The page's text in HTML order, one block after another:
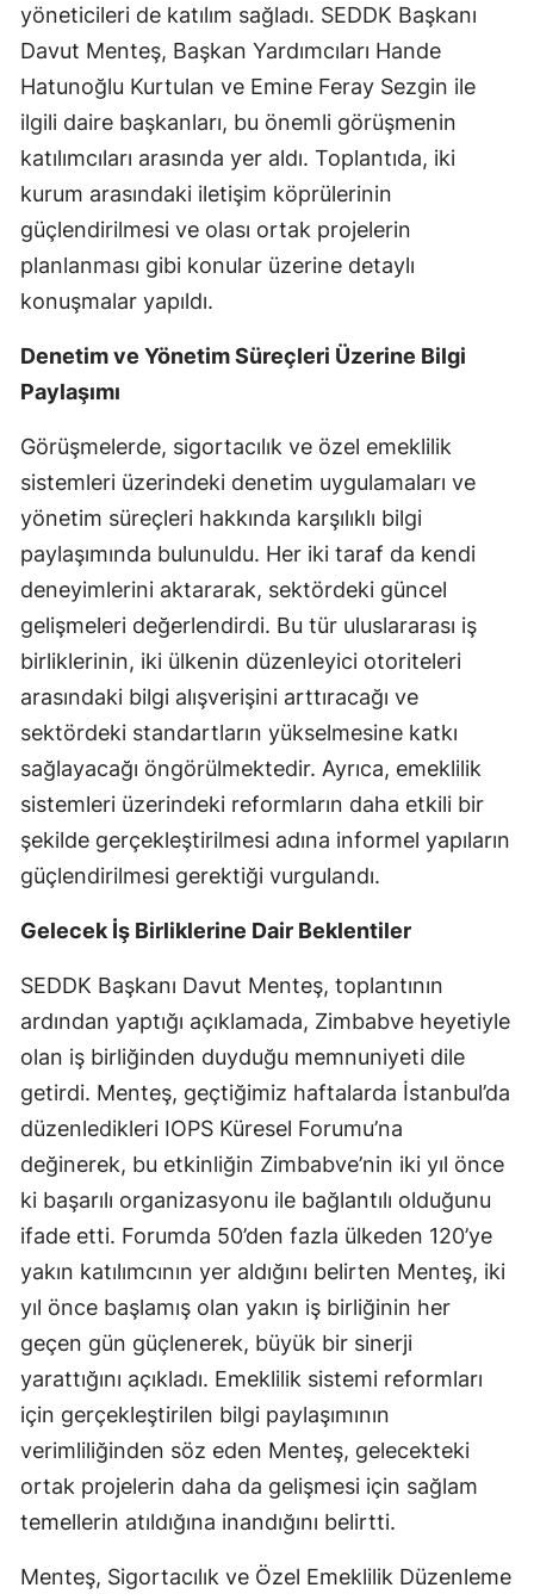
Mersin
İstanbul
İzmir
Kars
Kastamonu
Kayseri
Kırşehir
Kütahya
Malatya
Kahramanmaraş
Mardin
Muş
Nevşehir
Rize
Sakarya
Samsun
Sinop
Sivas
Tekirdağ
Tokat
Trabzon
Tunceli
Şanlıurfa
Van
yöneticileri de katılım sağladı. SEDDK Başkanı
Davut Menteş, Başkan Yardımcıları Hande
Hatunoğlu Kurtulan ve Emine Feray Sezgin ile
ilgili daire başkanları, bu önemli görüşmenin
katılımcıları arasında yer aldı. Toplantıda, iki
kurum arasındaki iletişim köprülerinin
güçlendirilmesi ve olası ortak projelerin
planlanması gibi konular üzerine detaylı
konuşmalar yapıldı.
Denetim ve Yönetim Süreçleri Üzerine Bilgi
Paylaşımı
Görüşmelerde, sigortacılık ve özel emeklilik
sistemleri üzerindeki denetim uygulamaları ve
yönetim süreçleri hakkında karşılıklı bilgi
paylaşımında bulunuldu. Her iki taraf da kendi
deneyimlerini aktararak, sektördeki güncel
gelişmeleri değerlendirdi. Bu tür uluslararası iş
birliklerinin, iki ülkenin düzenleyici otoriteleri
arasındaki bilgi alışverişini arttıracağı ve
sektördeki standartların yükselmesine katkı
sağlayacağı öngörülmektedir. Ayrıca, emeklilik
sistemleri üzerindeki reformların daha etkili bir
şekilde gerçekleştirilmesi adına informel yapıların
güçlendirilmesi gerektiği vurgulandı.
Gelecek İş Birliklerine Dair Beklentiler
SEDDK Başkanı Davut Menteş, toplantının
ardından yaptığı açıklamada, Zimbabve heyetiyle
olan iş birliğinden duyduğu memnuniyeti dile
getirdi. Menteş, geçtiğimiz haftalarda İstanbul’da
düzenledikleri IOPS Küresel Forumu’na
değinerek, bu etkinliğin Zimbabve’nin iki yıl önce
ki başarılı organizasyonu ile bağlantılı olduğunu
ifade etti. Forumda 50’den fazla ülkeden 120’ye
yakın katılımcının yer aldığını belirten Menteş, iki
yıl önce başlamış olan yakın iş birliğinin her
geçen gün güçlenerek, büyük bir sinerji
yarattığını açıkladı. Emeklilik sistemi reformları
için gerçekleştirilen bilgi paylaşımının
verimliliğinden söz eden Menteş, gelecekteki
ortak projelerin daha da gelişmesi için sağlam
temellerin atıldığına inandığını belirtti.
Menteş, Sigortacılık ve Özel Emeklilik Düzenleme